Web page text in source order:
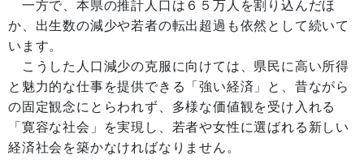
一方で、本県の推計人口は６５万人を割り込んだほ
か、出生数の減少や若者の転出超過も依然として続いて
います。
こうした人口減少の克服に向けては、県民に高い所得
と魅力的な仕事を提供できる「強い経済」と、昔ながら
の固定観念にとらわれず、多様な価値観を受け入れる
「寛容な社会」を実現し、若者や女性に選ばれる新しい
経済社会を築かなければなりません。